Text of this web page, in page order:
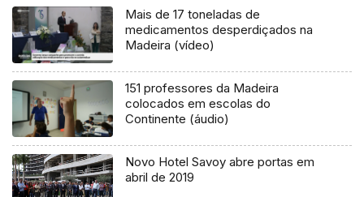
Mais de 17 toneladas de
medicamentos desperdiçados na
Madeira (vídeo)
151 professores da Madeira
colocados em escolas do
Continente (áudio)
Novo Hotel Savoy abre portas em
abril de 2019